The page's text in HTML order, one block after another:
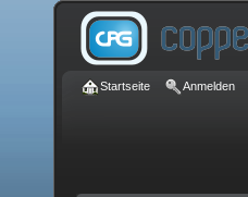
Startseite Anmelden